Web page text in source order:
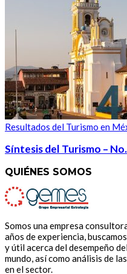
Resultados del Turismo en
Síntesis del Turismo –
QUIÉNES SOMOS
Somos una empresa
años de experiencia,
y útil acerca del desempeño
mundo, así como análisis de
en el sector.